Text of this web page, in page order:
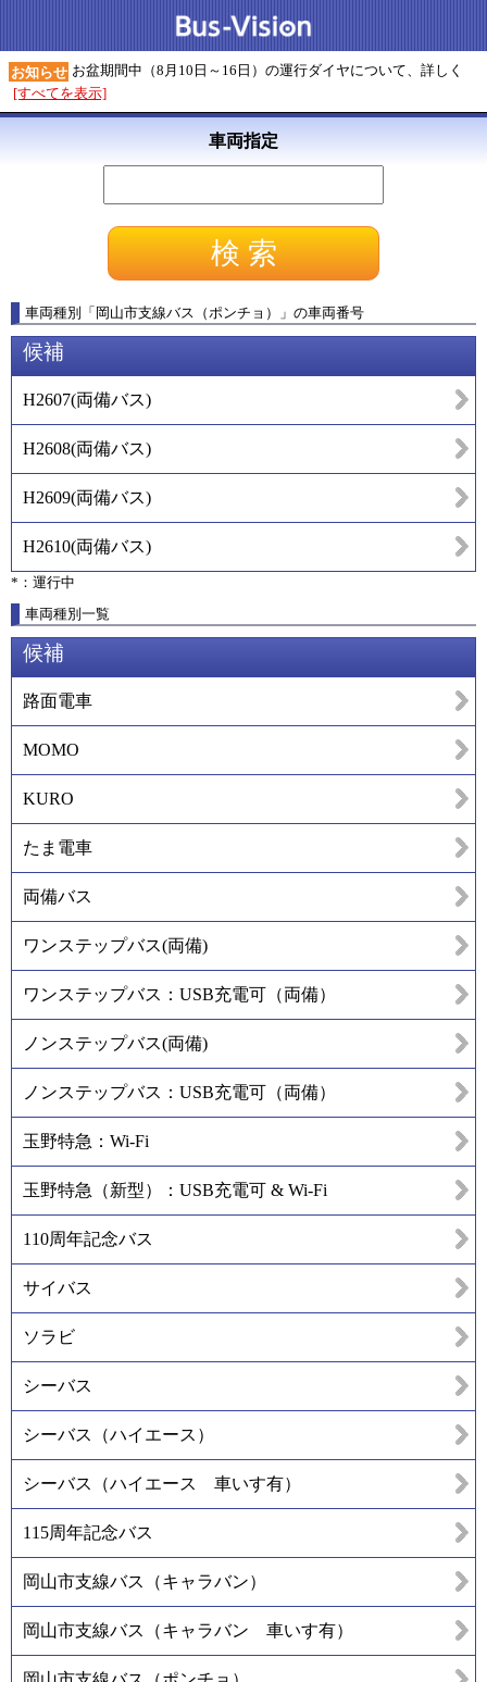
お知らせ お盆期間中（8月10日～16日）の運行ダイヤについて、詳しく
[すべてを表示]
車両指定
車両種別 「岡山市支線バス（ポンチョ） 」 の車両番号
候補
H2607(両備バス)
H2608(両備バス)
H2609(両備バス)
H2610(両備バス)
*：運行中
車両種別一覧
候補
路面電車
MOMO
KURO
たま電車
両備バス
ワンステップバス(両備)
ワンステップバス：USB充電可（両備）
ノンステップバス(両備)
ノンステップバス：USB充電可（両備）
玉野特急：Wi-Fi
玉野特急（新型）：USB充電可 & Wi-Fi
110周年記念バス
サイバス
ソラビ
シーバス
シーバス（ハイエース）
シーバス（ハイエース 車いす有）
115周年記念バス
岡山市支線バス（キャラバン）
岡山市支線バス（キャラバン 車いす有）